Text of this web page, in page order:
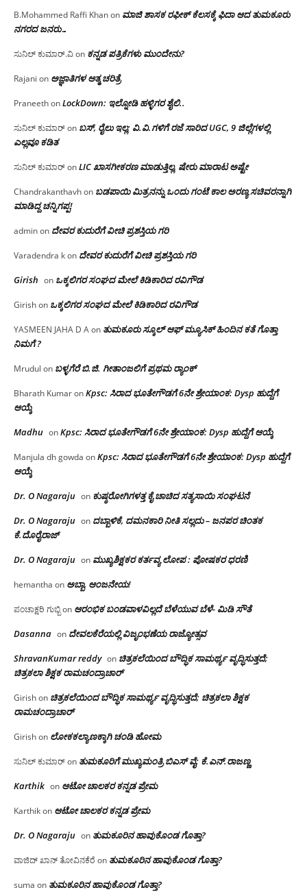
B.Mohammed Raffi Khanon ಮಾಜಿ ಶಾಸಕ ರಫೀಕ್ ಕೆಲಸಕ್ಕೆ ಫಿದಾ ಆದ ತುಮಕೂರು
ನಗರದ ಜನರು…
ಸುನಿಲ್ ಕುಮಾರ್.ವಿon ಕನ್ನಡ ಪತ್ರಿಕೆಗಳು ಮುಂದೇನು?
Rajani on ಅಜ್ಞಾತಿಗಳ ಆತ್ಮ ಚರಿತ್ರೆ
PraneethonLockDown: ಇಲ್ನೋಡಿ ಹಳ್ಳಿಗರ ಶೈಲಿ..
ಸುನಿಲ್ ಕುಮಾರ್on ಬಸ್, ರೈಲು ಇಲ್ಲ; ವಿ.ವಿ.ಗಳಿಗೆ ರಜೆ ಸಾರಿದ UGC, 9 ಜಿಲ್ಲೆಗಳಲ್ಲಿ
ಎಲ್ಲವೂ ಕಡಿತ
ಸುನಿಲ್ ಕುಮಾರ್onLIC ಖಾಸಗೀಕರಣ ಮಾಡುತ್ತಿಲ್ಲ, ಷೇರು ಮಾರಾಟ ಅಷ್ಟೇ
Chandrakanthavhon ಬಡಪಾಯಿ ಮಿತ್ರನನ್ನು ಒಂದು ಗಂಟೆ ಕಾಲ ಅರಣ್ಯ ಸಚಿವರನ್ನಾಗಿ
ಮಾಡಿದ್ದ ಚನ್ನಿಗಪ್ಪ!
adminon ದೇವರ ಕುದುರೆಗೆ ವೀಚಿ ಪ್ರಶಸ್ತಿಯ ಗರಿ
Varadendra kon ದೇವರ ಕುದುರೆಗೆ ವೀಚಿ ಪ್ರಶಸ್ತಿಯ ಗರಿ
Girish on ಒಕ್ಕಲಿಗರ ಸಂಘದ ಮೇಲೆ ಕಿಡಿಕಾರಿದ ರವಿಗೌಡ
Girishon ಒಕ್ಕಲಿಗರ ಸಂಘದ ಮೇಲೆ ಕಿಡಿಕಾರಿದ ರವಿಗೌಡ
YASMEEN JAHA D Aon ತುಮಕೂರು ಸ್ಕೂಲ್ ಆಫ್ ಮ್ಯೂಸಿಕ್ ಹಿಂದಿನ ಕತೆ ಗೊತ್ತಾ
ನಿಮಗೆ ?
Mrudul on ಬಳ್ಳಗೆರೆ ಬಿ.ಜಿ. ಗೀತಾಂಜಲಿಗೆ ಪ್ರಥಮ ರ‌್ಯಾಂಕ್
Bharath KumaronKpsc: ಸಿರಾದ ಭೂತೇಗೌಡಗೆ 6ನೇ ಶ್ರೇಯಾಂಕ: Dysp ಹುದ್ದೆಗೆ
ಆಯ್ಕೆ
Madhu onKpsc: ಸಿರಾದ ಭೂತೇಗೌಡಗೆ 6ನೇ ಶ್ರೇಯಾಂಕ: Dysp ಹುದ್ದೆಗೆ ಆಯ್ಕೆ
Manjula dh gowda onKpsc: ಸಿರಾದ ಭೂತೇಗೌಡಗೆ 6ನೇ ಶ್ರೇಯಾಂಕ: Dysp ಹುದ್ದೆಗೆ
ಆಯ್ಕೆ
Dr. O Nagaraju on ಕುಷ್ಠರೋಗಿಗಳತ್ತ ಕೈ ಚಾಚಿದ ಸತ್ಯಸಾಯಿ ಸಂಘಟನೆ
Dr. O Nagaraju on ದಬ್ಬಾಳಿಕೆ, ದಮನಕಾರಿ ನೀತಿ ಸಲ್ಲದು – ಜನಪರ ಚಿಂತಕ
ಕೆ.ದೊರೈರಾಜ್
Dr. O Nagaraju on ಮುಖ್ಯಶಿಕ್ಷಕರ ಕರ್ತವ್ಯ ಲೋಪ : ಪೋಷಕರ ಧರಣಿ
hemantha on ಅಬ್ಬಾ, ಆಂಜನೇಯ!
ಪಂಚಾಕ್ಷರಿ ಗುಬ್ಬಿon ಆರಂಭಿಕ ಬಂಡವಾಳವಿಲ್ಲದೆ ಬೆಳೆಯುವ ಬೆಳೆ- ಮಿಡಿ ಸೌತೆ
Dasanna on ದೇವಲಕೆರೆಯಲ್ಲಿ ವಿಜೃಂಭಣೆಯ ರಾಜ್ಯೋತ್ಸವ
ShravanKumar reddy on ಚಿತ್ರಕಲೆಯಿಂದ ಬೌದ್ಧಿಕ ಸಾಮರ್ಥ್ಯ ವೃದ್ಧಿಸುತ್ತದೆ;
ಚಿತ್ರಕಲಾ ಶಿಕ್ಷಕ ರಾಮಚಂದ್ರಾಚಾರ್
Girishon ಚಿತ್ರಕಲೆಯಿಂದ ಬೌದ್ಧಿಕ ಸಾಮರ್ಥ್ಯ ವೃದ್ಧಿಸುತ್ತದೆ; ಚಿತ್ರಕಲಾ ಶಿಕ್ಷಕ
ರಾಮಚಂದ್ರಾಚಾರ್
Girishon ಲೋಕಕಲ್ಯಾಣಕ್ಕಾಗಿ ಚಂಡಿ ಹೋಮ
ಸುನಿಲ್ ಕುಮಾರ್on ತುಮಕೂರಿಗೆ ಮುಖ್ಯಮಂತ್ರಿ ಬಿಎಸ್ ವೈ: ಕೆ.ಎನ್.ರಾಜಣ್ಣ
Karthik on ಆಟೋ ಚಾಲಕರ ಕನ್ನಡ ಪ್ರೇಮ
Karthikon ಆಟೋ ಚಾಲಕರ ಕನ್ನಡ ಪ್ರೇಮ
Dr. O Nagaraju on ತುಮಕೂರಿನ ಹಾವುಕೊಂಡ ಗೊತ್ತಾ?
ವಾಜಿದ್ ಖಾನ್ ತೋವಿನಕೆರೆ on ತುಮಕೂರಿನ ಹಾವುಕೊಂಡ ಗೊತ್ತಾ?
suma on ತುಮಕೂರಿನ ಹಾವುಕೊಂಡ ಗೊತ್ತಾ?